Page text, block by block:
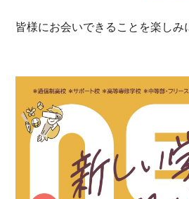
皆様にお会いできることを楽しみ